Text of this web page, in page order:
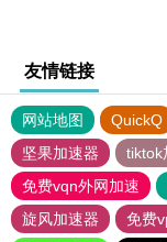
友情链接
网站地图 QuickQ
坚果加速器
tiktok
免费vqn外网加速
旋风加速器
免费